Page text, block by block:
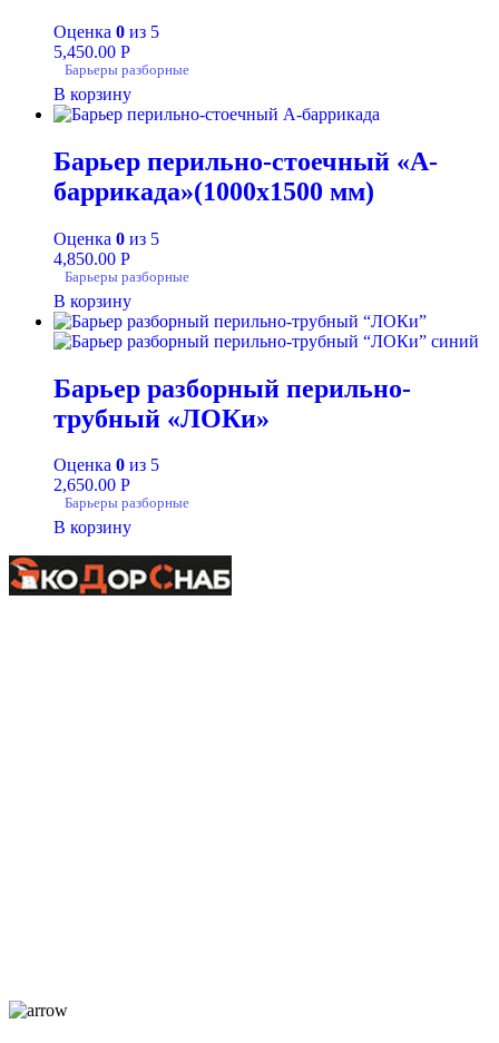
Оценка 0 из 5
5,450.00 Р
Барьеры разборные
В корзину
Барьер перильно-стоечный «А-
баррикада»(1000х1500 мм)
Оценка 0 из 5
4,850.00 Р
Барьеры разборные
В корзину
Барьер разборный перильно-
трубный «ЛОКи»
Оценка 0 из 5
2,650.00 Р
Барьеры разборные
В корзину